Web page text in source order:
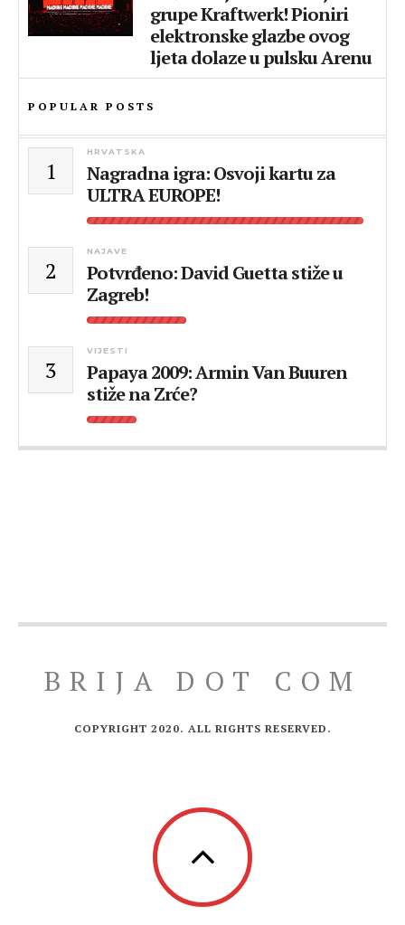
grupe Kraftwerk! Pioniri
elektronske glazbe ovog
ljeta dolaze u pulsku Arenu
POPULAR POSTS
1
HRVATSKA
Nagradna igra: Osvoji kartu za
ULTRA EUROPE!
2
NAJAVE
Potvrđeno: David Guetta stiže u
Zagreb!
3
VIJESTI
Papaya 2009: Armin Van Buuren
stiže na Zrće?
BRIJA DOT COM
COPYRIGHT 2020. ALL RIGHTS RESERVED.